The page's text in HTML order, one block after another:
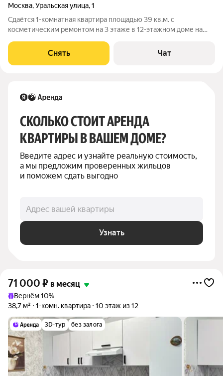
Москва,Уральская улица,1
Сдаётся 1-комнатная квартира площадью 39 кв.м. с
косметическим ремонтом на 3 этаже в 12-этажном доме на
Стиральная машина Холодильник Пылесос Дом - блочный,
окна выходят во двор. В
Снять Чат
СКОЛЬКО СТОИТ АРЕНДА
КВАРТИРЫ В ВАШЕМ ДОМЕ?
Введите адрес и узнайте реальную стоимость,
а мы предложим проверенных жильцов
и поможем сдать выгодно
Адрес вашей квартиры
Узнать
71 000 ₽ в месяц
Вернём 10%
38,7 м²
1-комн. квартира 10 этаж из 12
3D-тур без залога